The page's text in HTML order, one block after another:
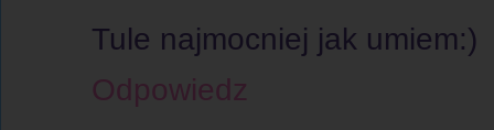
Tule najmocniej jak umiem:)
Odpowiedz